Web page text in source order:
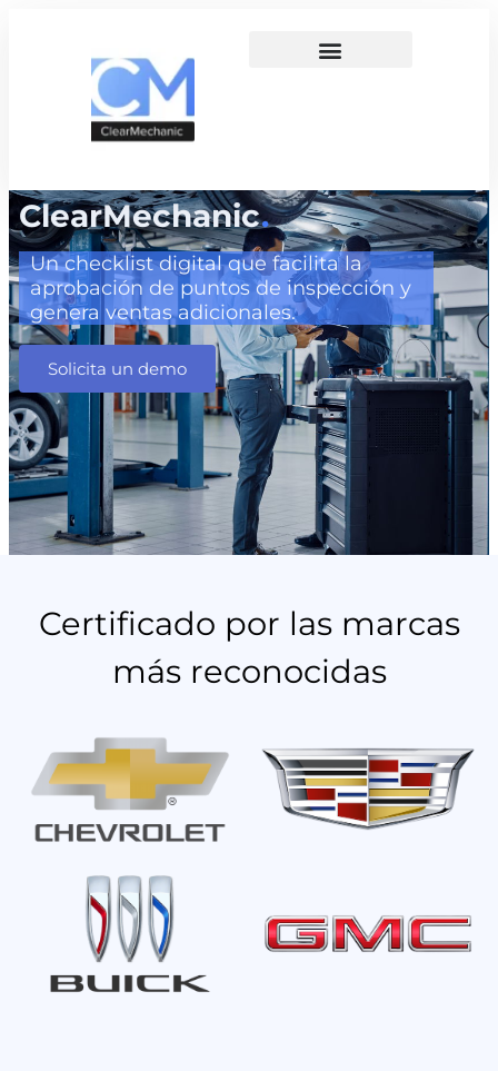
ClearMechanic.
Un checklist digital que facilita la
aprobación de puntos de inspección y
genera ventas adicionales.
Solicita un demo
Certificado por las marcas
más reconocidas